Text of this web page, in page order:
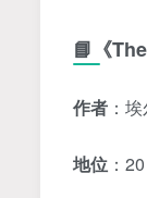
📘《
作者 ：
地位 ：